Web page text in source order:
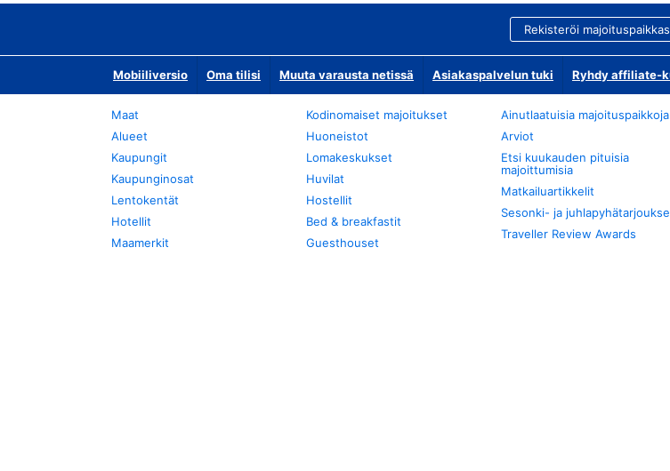
Rekisteröi
Mobiiliversio Oma tilisi Muuta varausta netissä Asiakaspalvelun tuki Ryhdy affiliate-
Maat
Alueet
Kaupungit
Kaupunginosat
Lentokentät
Hotellit
Maamerkit
Kodinomaiset majoitukset
Huoneistot
Lomakeskukset
Huvilat
Hostellit
Bed & breakfastit
Guesthouset
Ainutlaatuisia majoituspaikkoja
Arviot
Etsi kuukauden pituisia
majoittumisia
Matkailuartikkelit
Sesonki- ja
Traveller Review Awards